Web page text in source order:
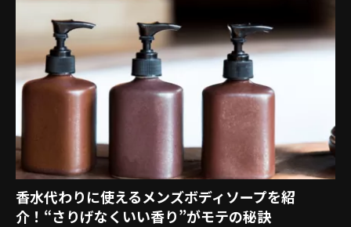
香水代わりに使えるメンズボディソープを紹
介！“さりげなくいい香り”がモテの秘訣